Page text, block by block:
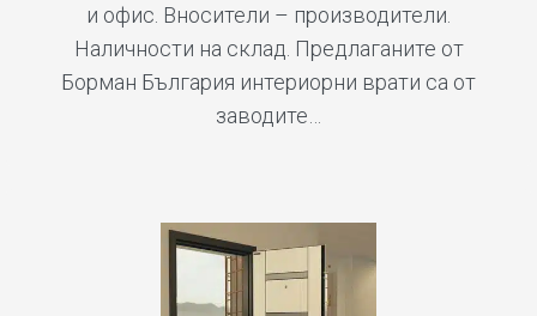
и офис. Вносители – производители.
Наличности на склад. Предлаганите от
Борман България интериорни врати са от
заводите…